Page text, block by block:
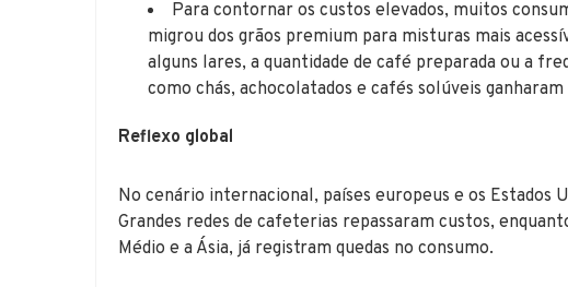
Para contornar os custos elevados, muitos
migrou dos grãos premium para misturas mais
alguns lares, a quantidade de café preparada ou a
como chás, achocolatados e cafés solúveis
Reflexo global
No cenário internacional, países europeus e os Estados
Grandes redes de cafeterias repassaram custos,
Médio e a Ásia, já registram quedas no consumo.